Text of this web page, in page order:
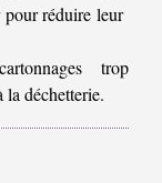
réduire leur
trop
la déchetterie.